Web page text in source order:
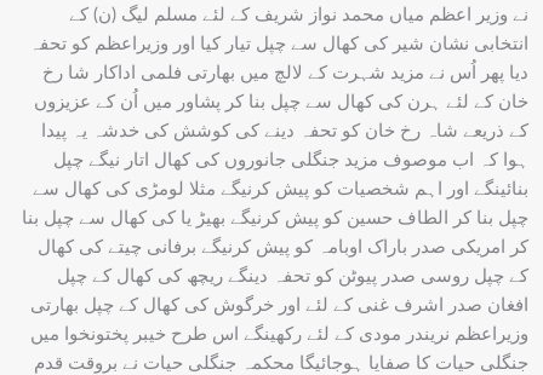
نے وزیر اعظم میاں محمد نواز شریف کے لئے مسلم لیگ (ن) کے
انتخابی نشان شیر کی کھال سے چپل تیار کیا اور وزیراعظم کو تحفہ
دیا پھر اُس نے مزید شہرت کے لالچ میں بھارتی فلمی اداکار شا رخ
خان کے لئے ہرن کی کھال سے چپل بنا کر پشاور میں اُن کے عزیزوں
کے ذریعے شاہ رخ خان کو تحفہ دینے کی کوشش کی خدشہ یہ پیدا
ہوا کہ اب موصوف مزید جنگلی جانوروں کی کھال اتار نیگے چپل
بنائینگے اور اہم شخصیات کو پیش کرنیگے مثلا لومڑی کی کھال سے
چپل بنا کر الطاف حسین کو پیش کرنیگے بھیڑ یا کی کھال سے چپل بنا
کر امریکی صدر باراک اوبامہ کو پیش کرنیگے برفانی چیتے کی کھال
کے چپل روسی صدر پیوٹن کو تحفہ دینگے ریچھ کی کھال کے چپل
افغان صدر اشرف غنی کے لئے اور خرگوش کی کھال کے چپل بھارتی
وزیراعظم نریندر مودی کے لئے رکھینگے اس طرح خیبر پختونخوا میں
جنگلی حیات کا صفایا ہوجائیگا محکمہ جنگلی حیات نے بروقت قدم